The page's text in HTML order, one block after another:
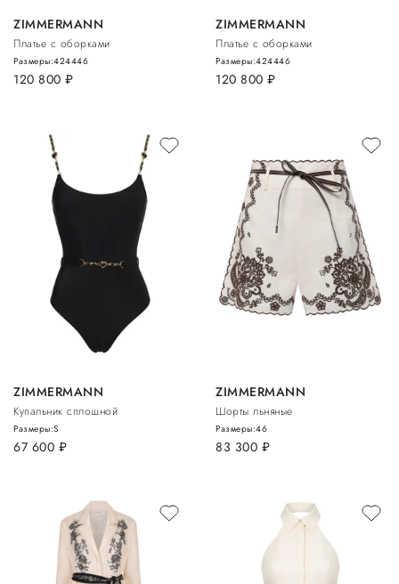
ZIMMERMANN
Платье с оборками
120 800 руб.
Размеры:424446
ZIMMERMANN
Платье с оборками
120 800 руб.
Размеры:424446
ZIMMERMANN
Купальник сплошной
67 600 руб.
Размеры:S
ZIMMERMANN
Шорты льняные
83 300 руб.
Размеры:46